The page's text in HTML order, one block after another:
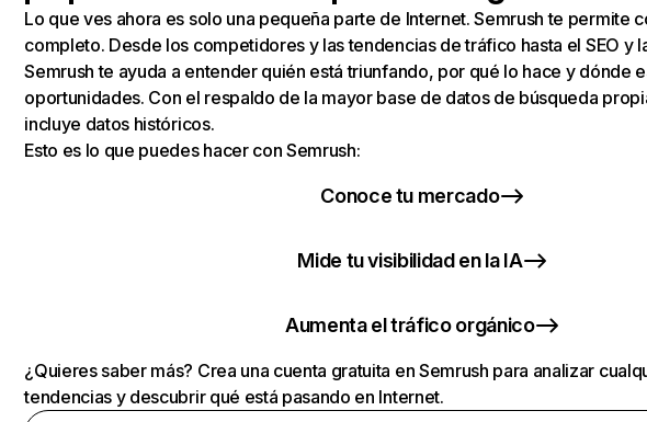
Lo que ves ahora es solo una pequeña parte de Internet. Semrush te permite
completo. Desde los competidores y las tendencias de tráfico hasta el SEO y
Semrush te ayuda a entender quién está triunfando, por qué lo hace y dónde
oportunidades. Con el respaldo de la mayor base de datos de búsqueda
incluye datos históricos.
Esto es lo que puedes hacer con Semrush:
Conoce tu mercado
Mide tu visibilidad en la IA
Aumenta el tráfico orgánico
¿Quieres saber más? Crea una cuenta gratuita en Semrush para analizar
tendencias y descubrir qué está pasando en Internet.